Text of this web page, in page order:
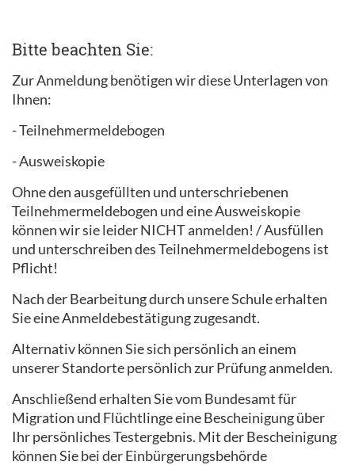
Bitte beachten Sie:
Zur Anmeldung benötigen wir diese Unterlagen von
Ihnen:
- Teilnehmermeldebogen
- Ausweiskopie
Ohne den ausgefüllten und unterschriebenen
Teilnehmermeldebogen und eine Ausweiskopie
können wir sie leider NICHT anmelden! / Ausfüllen
und unterschreiben des Teilnehmermeldebogens ist
Pflicht!
Nach der Bearbeitung durch unsere Schule erhalten
Sie eine Anmeldebestätigung zugesandt.
Alternativ können Sie sich persönlich an einem
unserer Standorte persönlich zur Prüfung anmelden.
Anschließend erhalten Sie vom Bundesamt für
Migration und Flüchtlinge eine Bescheinigung über
Ihr persönliches Testergebnis. Mit der Bescheinigung
können Sie bei der Einbürgerungsbehörde